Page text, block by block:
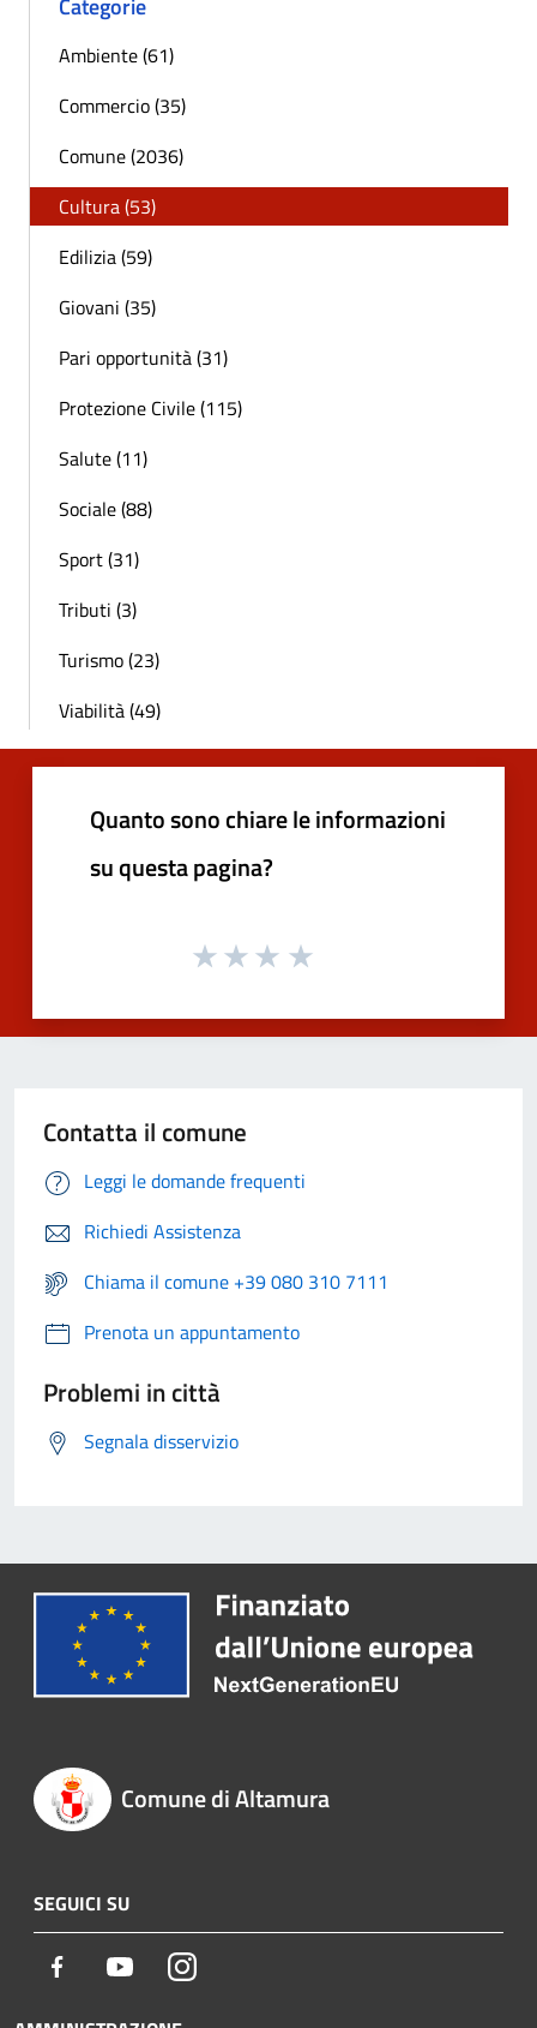
Categorie
Ambiente (61)
Commercio (35)
Comune (2036)
Cultura (53)
Edilizia (59)
Giovani (35)
Pari opportunità (31)
Protezione Civile (115)
Salute (11)
Sociale (88)
Sport (31)
Tributi (3)
Turismo (23)
Viabilità (49)
Quanto sono chiare le informazioni
su questa pagina?
Contatta il comune
Leggi le domande frequenti
Richiedi Assistenza
Chiama il comune +39 080 310 7111
Prenota un appuntamento
Problemi in città
Segnala disservizio
Comune di Altamura
SEGUICI SU
Facebook YoutubeInstagram